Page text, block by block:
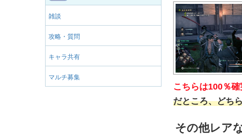
雑談
攻略・質問
キャラ共有
マルチ募集
こちらは100％
だところ、どち
その他レア